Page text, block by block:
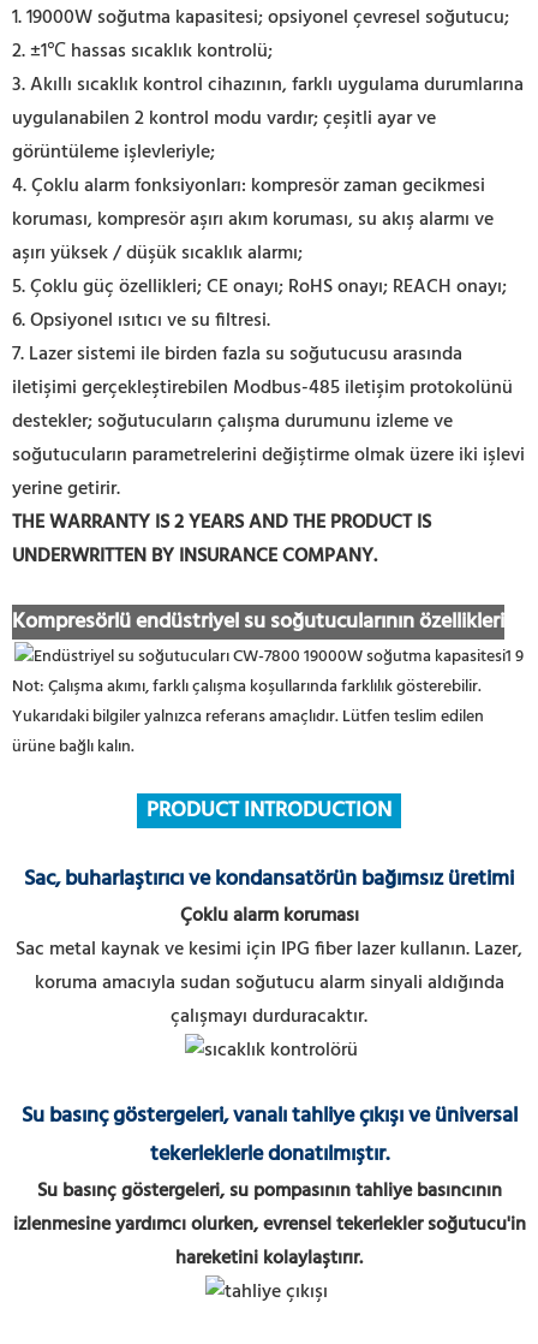
1. 19000W soğutma kapasitesi; opsiyonel çevresel soğutucu;
2. ±1℃ hassas sıcaklık kontrolü;
3. Akıllı sıcaklık kontrol cihazının, farklı uygulama durumlarına
uygulanabilen 2 kontrol modu vardır; çeşitli ayar ve
görüntüleme işlevleriyle;
4. Çoklu alarm fonksiyonları: kompresör zaman gecikmesi
koruması, kompresör aşırı akım koruması, su akış alarmı ve
aşırı yüksek / düşük sıcaklık alarmı;
5. Çoklu güç özellikleri; CE onayı; RoHS onayı; REACH onayı;
6. Opsiyonel ısıtıcı ve su filtresi.
7. Lazer sistemi ile birden fazla su soğutucusu arasında
iletişimi gerçekleştirebilen Modbus-485 iletişim protokolünü
destekler; soğutucuların çalışma durumunu izleme ve
soğutucuların parametrelerini değiştirme olmak üzere iki işlevi
yerine getirir.
THE WARRANTY IS 2 YEARS AND THE PRODUCT IS
UNDERWRITTEN BY INSURANCE COMPANY.
Kompresörlü endüstriyel su soğutucularının özellikleri
Not: Çalışma akımı, farklı çalışma koşullarında farklılık gösterebilir.
Yukarıdaki bilgiler yalnızca referans amaçlıdır. Lütfen teslim edilen
ürüne bağlı kalın.
PRODUCT INTRODUCTION
Sac, buharlaştırıcı ve kondansatörün bağımsız üretimi
Çoklu alarm koruması
Sac metal kaynak ve kesimi için IPG fiber lazer kullanın.Lazer,
koruma amacıyla sudan soğutucu alarm sinyali aldığında
çalışmayı durduracaktır.
Su basınç göstergeleri, vanalı tahliye çıkışı ve üniversal
tekerleklerle donatılmıştır.
Su basınç göstergeleri, su pompasının tahliye basıncının
izlenmesine yardımcı olurken, evrensel tekerlekler soğutucu'in
hareketini kolaylaştırır.